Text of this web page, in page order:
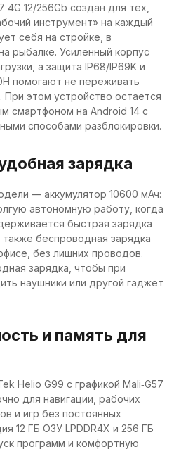
12/256Gb создан для тех,
инструмент» на каждый
себя на стройке, в
рыбалке. Усиленный корпус
а защита IP68/IP69K и
помогают не переживать
При этом устройство остается
смартфоном на Android 14 с
способами разблокировки.
зарядка
— аккумулятор 10600 мАч:
автономную работу, когда
быстрая зарядка
также беспроводная зарядка
без лишних проводов.
зарядка, чтобы при
наушники или другой гаджет
и память для
Helio G99 с графикой Mali‑G57
для навигации, рабочих
и игр без постоянных
12 ГБ ОЗУ LPDDR4X и 256 ГБ
программ и комфортную